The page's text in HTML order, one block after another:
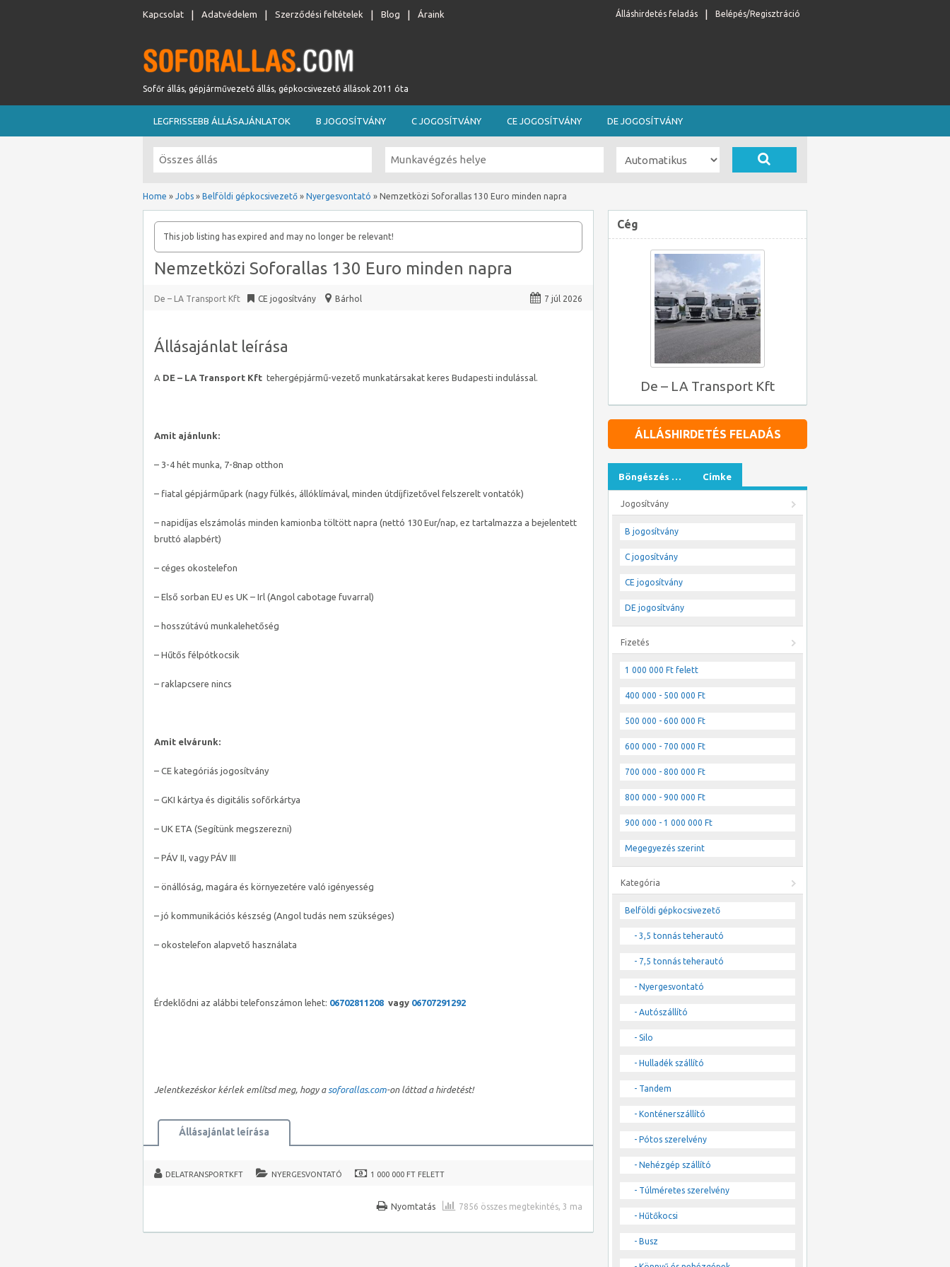
Kapcsolat Adatvédelem Szerződési feltételek Blog Áraink Belépés/Regisztráció
Álláshirdetés feladás
Sofőr állás, gépjárművezető állás, gépkocsivezető állások 2011 óta
LEGFRISSEBB ÁLLÁSAJÁNLATOK B JOGOSÍTVÁNY C JOGOSÍTVÁNY CE JOGOSÍTVÁNY DE JOGOSÍTVÁNY
Home » Jobs » Belföldi gépkocsivezető » Nyergesvontató » Nemzetközi Soforallas 130 Euro minden napra
This job listing has expired and may no longer be relevant!
Nemzetközi Soforallas 130 Euro minden napra
De – LA Transport Kft CE jogosítvány Bárhol 7 júl 2026
Állásajánlat leírása
A DE – LA Transport Kft tehergépjármű-vezető munkatársakat keres Budapesti indulással.
Amit ajánlunk:
– 3-4 hét munka, 7-8nap otthon
– fiatal gépjárműpark (nagy fülkés, állóklímával, minden útdíjfizetővel felszerelt vontatók)
– napidíjas elszámolás minden kamionba töltött napra (nettó 130 Eur/nap, ez tartalmazza a bejelentett
bruttó alapbért)
– céges okostelefon
– Első sorban EU es UK – Irl (Angol cabotage fuvarral)
– hosszútávú munkalehetőség
– Hűtős félpótkocsik
– raklapcsere nincs
Amit elvárunk:
– CE kategóriás jogosítvány
– GKI kártya és digitális sofőrkártya
– UK ETA (Segítünk megszerezni)
– PÁV II, vagy PÁV III
– önállóság, magára és környezetére való igényesség
– jó kommunikációs készség (Angol tudás nem szükséges)
– okostelefon alapvető használata
Érdeklődni az alábbi telefonszámon lehet: 06702811208 vagy 06707291292
Jelentkezéskor kérlek említsd meg, hogy a soforallas.com-on láttad a hirdetést!
Állásajánlat leírása
DELATRANSPORTKFT NYERGESVONTATÓ 1 000 000 FT FELETT
7856 összes megtekintés, 3 ma
Nyomtatás
Cég
De – LA Transport Kft
ÁLLÁSHIRDETÉS FELADÁS
Böngészés … Címke
Jogosítvány
B jogosítvány
C jogosítvány
CE jogosítvány
DE jogosítvány
Fizetés
1 000 000 Ft felett
400 000 - 500 000 Ft
500 000 - 600 000 Ft
600 000 - 700 000 Ft
700 000 - 800 000 Ft
800 000 - 900 000 Ft
900 000 - 1 000 000 Ft
Megegyezés szerint
Kategória
Belföldi gépkocsivezető
- 3,5 tonnás teherautó
- 7,5 tonnás teherautó
- Nyergesvontató
- Autószállító
- Silo
- Hulladék szállító
- Tandem
- Konténerszállító
- Pótos szerelvény
- Nehézgép szállító
- Túlméretes szerelvény
- Hűtőkocsi
- Busz